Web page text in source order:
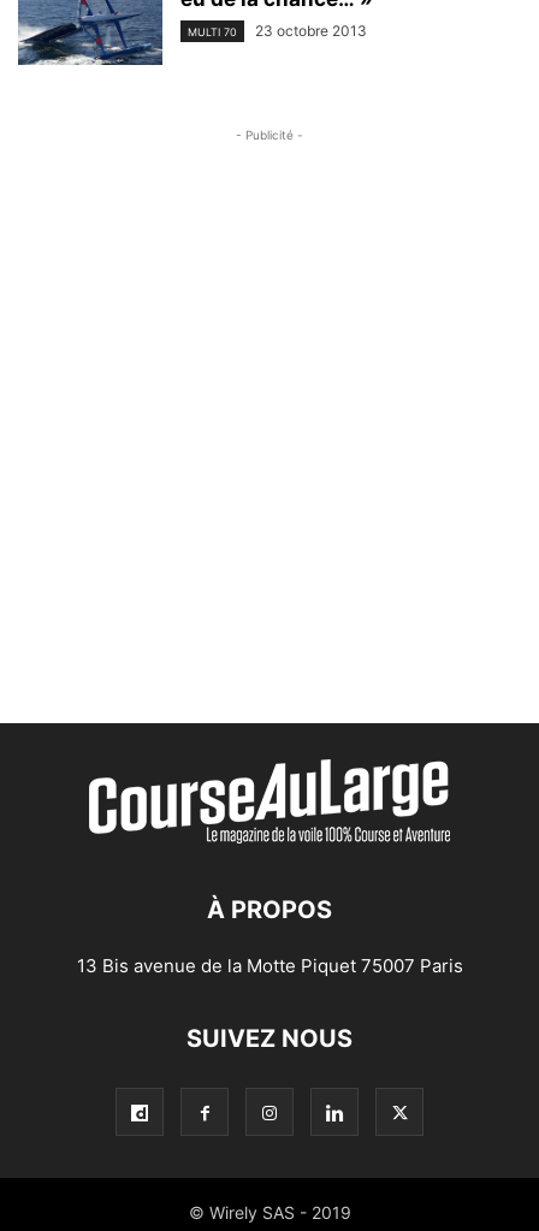
MULTI 70 23 octobre 2013
- Publicité -
À PROPOS
13 Bis avenue de la Motte Piquet 75007 Paris
SUIVEZ NOUS
© Wirely SAS - 2019